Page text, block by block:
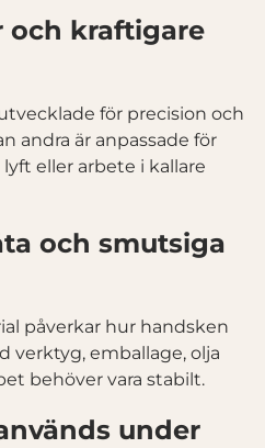
och kraftigare
för precision och
andra är anpassade för
eller arbete i kallare
och smutsiga
påverkar hur handsken
verktyg, emballage, olja
behöver vara stabilt.
under